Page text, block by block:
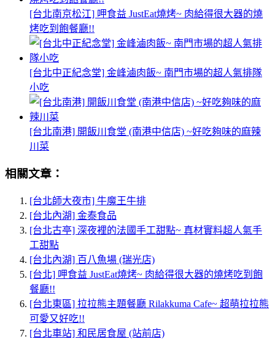
[台北南京松江] 呷食益 JustEat燒烤~ 肉給得很大器的燒
烤吃到飽餐廳!!
[台北中正紀念堂] 金峰滷肉飯~ 南門市場的超人氣排隊
小吃
[台北南港] 開飯川食堂 (南港中信店) ~好吃夠味的麻辣
川菜
相關文章：
[台北師大夜市] 牛魔王牛排
[台北內湖] 金泰食品
[台北古亭] 深夜裡的法國手工甜點~ 真材實料超人氣手
工甜點
[台北內湖] 百八魚場 (瑞光店)
[台北] 呷食益 JustEat燒烤~ 肉給得很大器的燒烤吃到飽
餐廳!!
[台北東區] 拉拉熊主題餐廳 Rilakkuma Cafe~ 超萌拉拉熊
可愛又好吃!!
[台北車站] 和民居食屋 (站前店)